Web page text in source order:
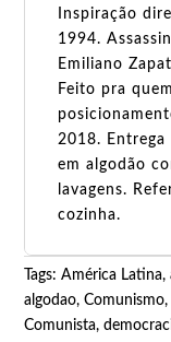
Inspiração
1994.
Emiliano
Feito pra
2018.
em algodão
lavagens.
cozinha.
Tags:América Latina,
algodao,Comunismo
Comunista,